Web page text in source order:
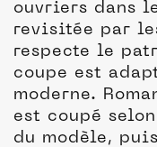
ouvriers dans
revisitée par
respecte le
coupe est
moderne.
est coupé
du modèle,